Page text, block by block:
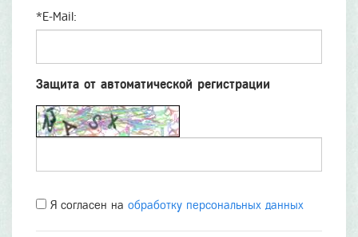
*E-Mail:
Защита от автоматической регистрации
Я согласен на обработку персональных данных